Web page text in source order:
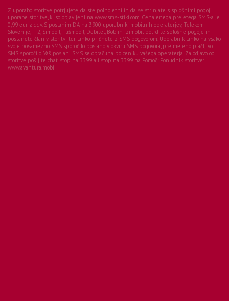
Z uporabo storitve potrjujete, da ste polnoletni in da se strinjate s splošnimi pogoji
uporabe storitve, ki so objavljeni na www.sms-stiki.com. Cena enega prejetega SMS-a je
0,99 eur z ddv. S poslanim DA na 3900 uporabniki mobilnih operaterjev, Telekom
Slovenije, T-2, Simobil, Tušmobil, Debitel, Bob in Izimobil potrdite splošne pogoje in
postanete član v storitvi ter lahko pričnete z SMS pogovorom. Uporabnik lahko na vsako
svoje posamezno SMS sporočilo poslano v okviru SMS pogovora, prejme eno plačljivo
SMS sporočilo. Vaš poslani SMS se obračuna po ceniku vašega operaterja. Za odjavo od
storitve pošljite chat_stop na 3399 ali stop na 3399 na Pomoč: Ponudnik storitve:
www.avantura.mobi